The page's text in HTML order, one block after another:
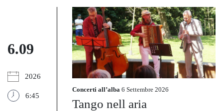
6.09
2026
6:45
Concerti all’alba 6 Settembre 2026
Tango nell aria